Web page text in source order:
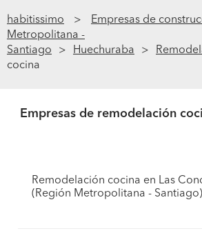
habitissimo Empresas de
Metropolitana -
Santiago
Huechuraba
cocina
Empresas de remodelación
Remodelación cocina en Las
(Región Metropolitana - Santiago)